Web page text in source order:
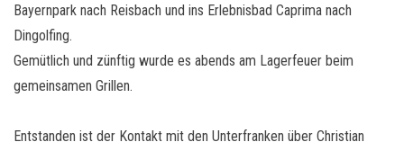
Bayernpark nach Reisbach und ins Erlebnisbad Caprima nach
Dingolfing.
Gemütlich und zünftig wurde es abends am Lagerfeuer beim
gemeinsamen Grillen.
Entstanden ist der Kontakt mit den Unterfranken über Christian